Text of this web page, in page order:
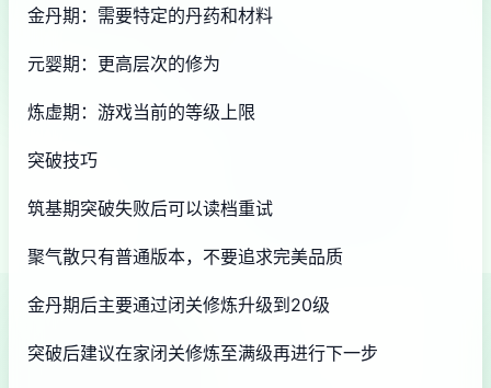
金丹期：需要特定的丹药和材料
元婴期：更高层次的修为
炼虚期：游戏当前的等级上限
突破技巧
筑基期突破失败后可以读档重试
聚气散只有普通版本，不要追求完美品质
金丹期后主要通过闭关修炼升级到20级
突破后建议在家闭关修炼至满级再进行下一步